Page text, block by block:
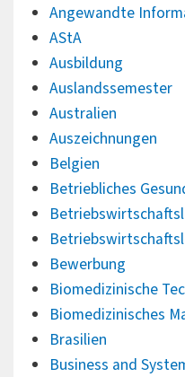
Angewandte
AStA
Ausbildung
Auslandssemester
Australien
Auszeichnungen
Belgien
Betriebliches
Bewerbung
Biomedizinische
Biomedizinisches
Brasilien
Business and